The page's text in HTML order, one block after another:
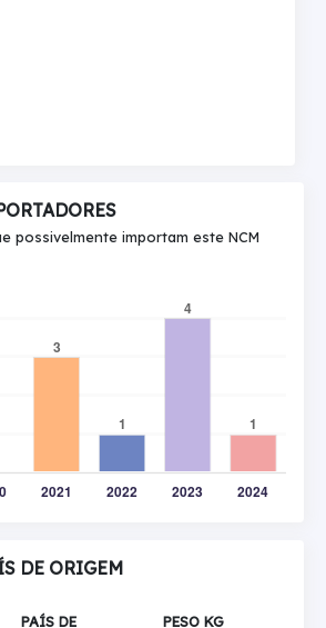
possivelmente importam este NCM
DE ORIGEM
PAÍS DE
PESO KG